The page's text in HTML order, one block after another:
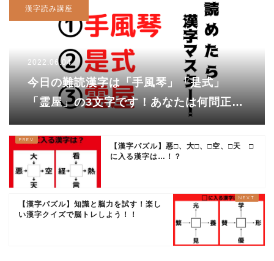
漢字読み講座
2022.06.04
今日の難読漢字は「手風琴」「是式」
「霊屋」の3文字です！あなたは何問正解
できますか？さっそくチャレンジ！
【漢字パズル】悪□、大□、□空、□天 □
に入る漢字は…！？
【漢字パズル】知識と脳力を試す！楽し
い漢字クイズで脳トレしよう！！